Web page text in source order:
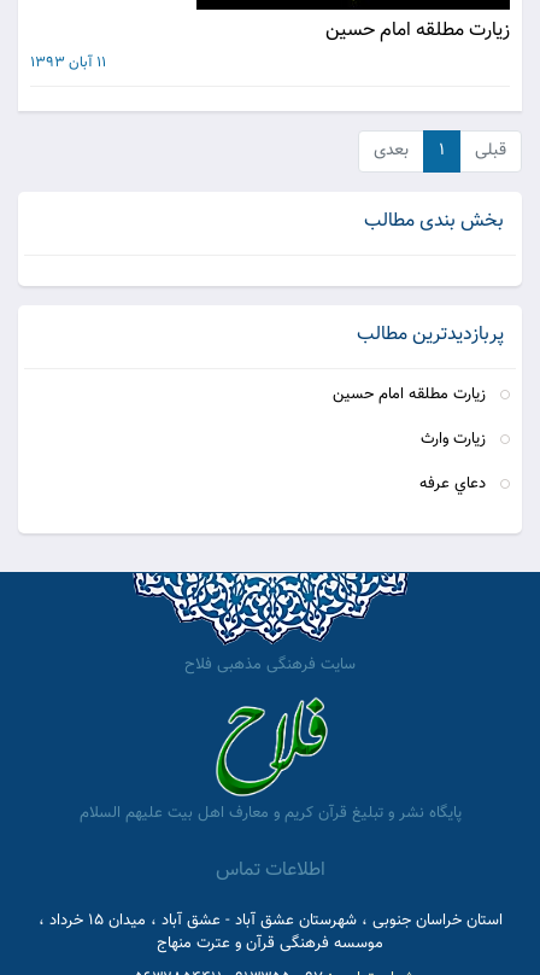
زيارت مطلقه امام حسين
11 آبان 1393
قبلی ۱ بعدی
بخش بندی مطالب
پربازدیدترین مطالب
زيارت مطلقه امام حسين
زيارت وارث
دعاي عرفه
سایت فرهنگی مذهبی فلاح
پایگاه نشر و تبلیغ قرآن کریم و معارف اهل بیت علیهم السلام
اطلاعات تماس
استان خراسان جنوبی ، شهرستان عشق آباد - عشق آباد ، میدان 15 خرداد ،
موسسه فرهنگی قرآن و عترت منهاج